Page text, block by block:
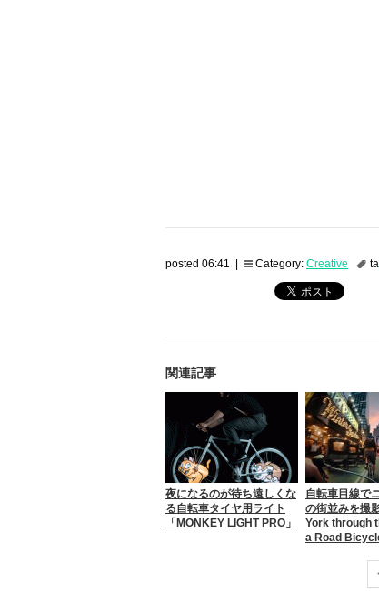
posted 06:41 | Category: Creative
関連記事
夜になるのが待ち遠しくな
る自転車タイヤ用ライト
「MONKEY LIGHT PRO」
自転車目線で
の街並みを撮
York through
a Road